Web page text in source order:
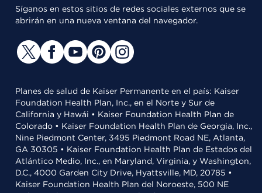
Síganos en estos sitios de redes sociales externos que se
abrirán en una nueva ventana del navegador.
Planes de salud de Kaiser Permanente en el país: Kaiser
Foundation Health Plan, Inc., en el Norte y Sur de
California y Hawái • Kaiser Foundation Health Plan de
Colorado • Kaiser Foundation Health Plan de Georgia, Inc.,
Nine Piedmont Center, 3495 Piedmont Road NE, Atlanta,
GA 30305 • Kaiser Foundation Health Plan de Estados del
Atlántico Medio, Inc., en Maryland, Virginia, y Washington,
D.C., 4000 Garden City Drive, Hyattsville, MD, 20785 •
Kaiser Foundation Health Plan del Noroeste, 500 NE